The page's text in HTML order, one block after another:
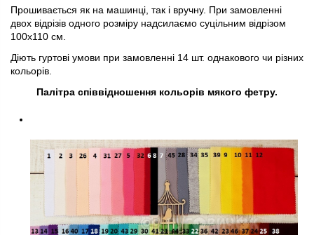
Прошивається як на машинці, так і вручну. При замовленні
двох відрізів одного розміру надсилаємо суцільним відрізом
100х110 см.
Діють гуртові умови при замовленні 14 шт. однакового чи різних
кольорів.
Палітра співвідношення кольорів мякого фетру.